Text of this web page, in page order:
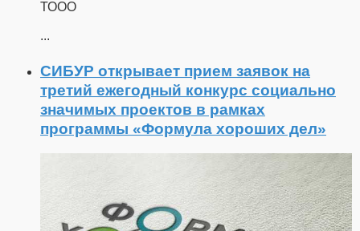
ТООО
...
СИБУР открывает прием заявок на
третий ежегодный конкурс социально
значимых проектов в рамках
программы «Формула хороших дел»